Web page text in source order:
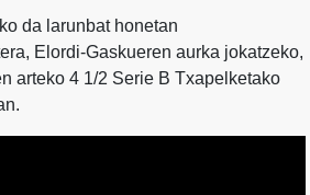
da larunbat honetan
Elordi-Gaskueren aurka jokatzeko,
arteko 4 1/2 Serie B Txapelketako